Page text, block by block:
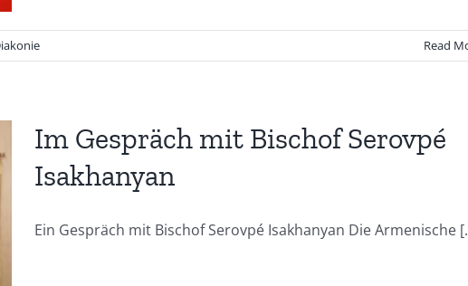
Read
Im Gespräch mit Bischof Serovpé
Isakhanyan
Ein Gespräch mit Bischof Serovpé Isakhanyan Die Armenische